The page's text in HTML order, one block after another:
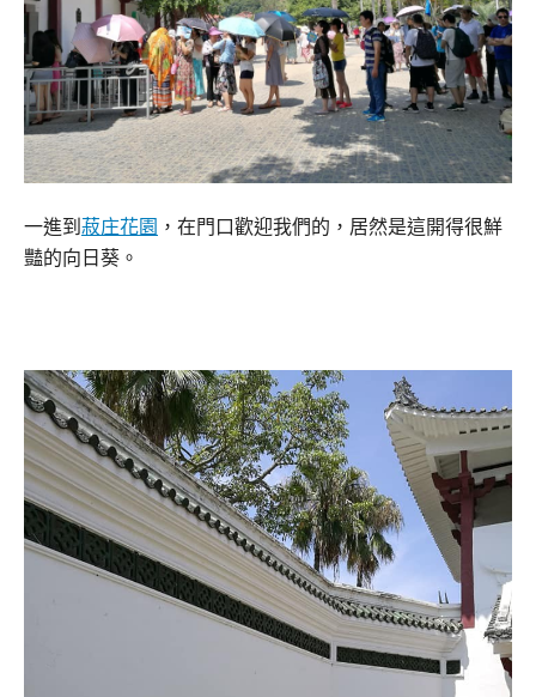
一進到 菽庄花園 ，在門口歡迎我們的，居然是這開得很鮮
豔的向日葵。